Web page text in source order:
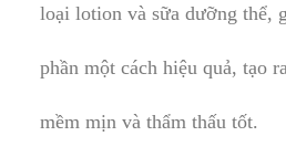
loại lotion và sữa dưỡng thể,
phần một cách hiệu quả, tạo
mềm mịn và thẩm thấu tốt.